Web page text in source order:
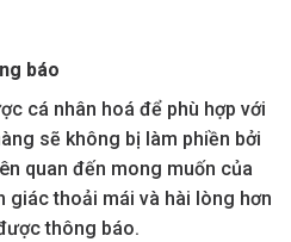
báo
cá nhân hoá để phù hợp với
sẽ không bị làm phiền bởi
quan đến mong muốn của
giác thoải mái và hài lòng hơn
thông báo.